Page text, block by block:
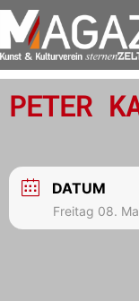
PETER
DATUM
Freitag 08.